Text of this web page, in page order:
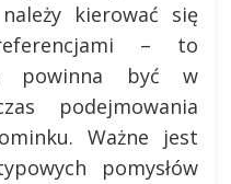
kierować się
– to
powinna być w
podejmowania
Ważne jest
pomysłów